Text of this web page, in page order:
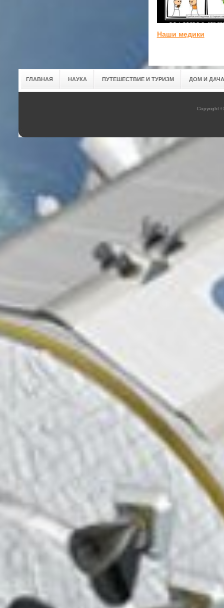
Наши медики
ГЛАВНАЯ НАУКА ПУТЕШЕСТВИЕ И ТУРИЗМ ДОМ И ДАЧА
Copyright